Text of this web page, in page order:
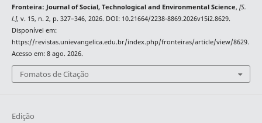
Fronteira: Journal of Social, Technological and Environmental Science, [S.
l.], v. 15, n. 2, p. 327–346, 2026. DOI: 10.21664/2238-8869.2026v15i2.8629.
Disponível em:
https://revistas.unievangelica.edu.br/index.php/fronteiras/article/view/8629.
Acesso em: 8 ago. 2026.
Fomatos de Citação
Edição